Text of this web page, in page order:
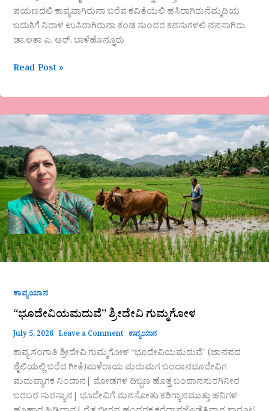
ಪಯಣದಲಿ ಕಾವ್ಯವಾಗಿರುನಾ ಬರೆವ ಕವಿತೆಯಲಿ ಹಸಿರಾಗಿರುನೆಮ್ಮದಿಯ
ಬದುಕಿಗೆ ನಿರಾಳ ಉಸಿರಾಗಿರುನಾ ಕಂಡ ಸುಂದರ ಕನಸುಗಳಲಿ ನನಸಾಗಿರು.
ಡಾ.ಲತಾ ಎ. ಆರ್. ಬಾಳೆಹೊನ್ನೂರು
Read Post »
ಕಾವ್ಯಯಾನ
“ಭೂದೇವಿಯಮದುವೆ” ಶ್ರೀದೇವಿ ಗುಮ್ಮಗೋಳ
July 5, 2026 Leave a Comment ಕಾವ್ಯಯಾನ
ಕಾವ್ಯ ಸಂಗಾತಿ ಶ್ರೀದೇವಿ ಗುಮ್ಮಗೋಳ “ಭೂದೇವಿಯಮದುವೆ” (ಜಾನಪದ
ಶೈಲಿಯ‌ಲ್ಲಿ‌ ಬರೆದ ಗೀತೆ)ಮಳೆರಾಯ ಮದುಮಗ ಬಂದಾನಭೂದೇವಿಗ
ಮದುವ್ಯಾಗಕ ನಿಂದಾನ| ಮೋಡಗಳ ದಿಬ್ಬಣ ಹೊತ್ತ ಬಂದಾನಸುರಗಿನೀರ
ಬರಬರ ಸುರಸ್ಯಾನ| ಭೂದೇವಿಗೆ ಮನಸೋತು ಕರಿಗ್ಯಾನಮುತ್ತು ಹನಿಗಳ
“ಭೂದೇವಿಯಮದುವೆ”
ಶ್ರೀದೇವಿ
ಗುಮ್ಮಗೋಳ